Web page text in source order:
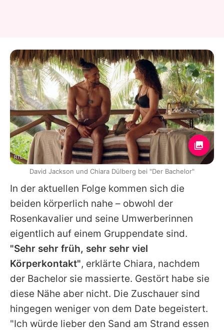
In der aktuellen Folge kommen sich die
beiden körperlich nahe – obwohl der
Rosenkavalier und seine Umwerberinnen
eigentlich auf einem Gruppendate sind.
"Sehr sehr früh, sehr sehr viel
Körperkontakt", erklärte Chiara, nachdem
der Bachelor sie massierte. Gestört habe sie
diese Nähe aber nicht. Die Zuschauer sind
hingegen weniger von dem Date begeistert.
"Ich würde lieber den Sand am Strand essen
RTL
David Jackson und Chiara Dülberg bei "Der Bachelor"